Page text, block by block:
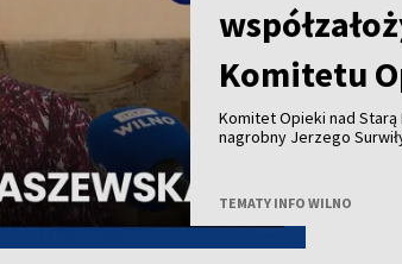
Komitetu
Komitet Opieki nad
nagrobny Jerzego
Opieki nad Starą Rossą i
Zesłańców przy
patronował budowie
projektu to 25 tysięcy
TEMATY INFO WILNO